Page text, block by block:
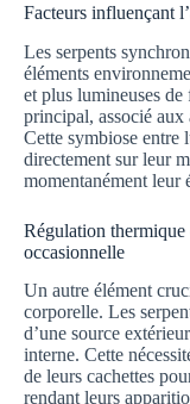
Facteurs influençant
Les serpents
éléments
et plus lumineuses
principal, associé aux
Cette symbiose entre
directement sur leur
momentanément leur
Régulation
occasionnelle
Un autre élément
corporelle. Les
d’une source
interne. Cette
de leurs cachettes
rendant leurs